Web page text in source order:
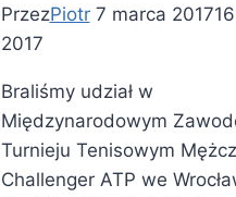
PrzezPiotr 7 marca 2017
2017
Braliśmy udział w
Międzynarodowym
Turnieju Tenisowym
Challenger ATP we